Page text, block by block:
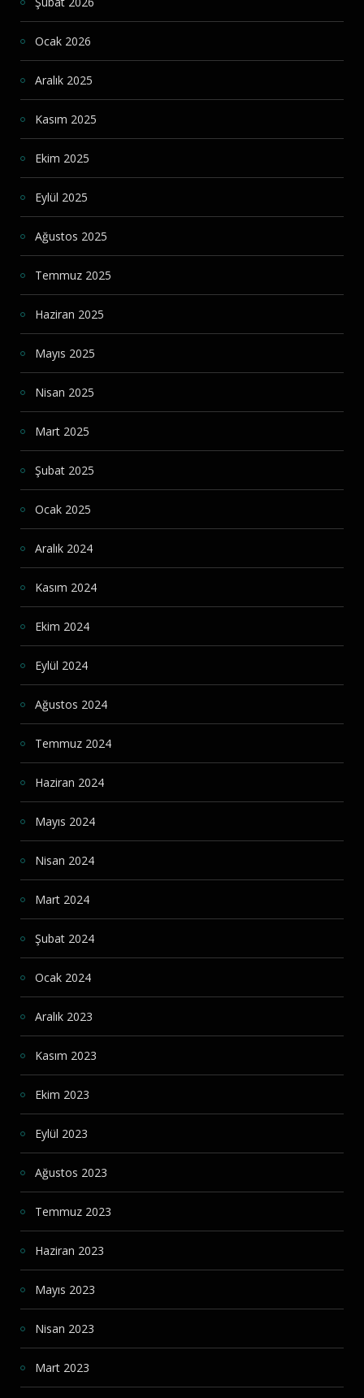
Ocak 2026
Aralık 2025
Kasım 2025
Ekim 2025
Eylül 2025
Ağustos 2025
Temmuz 2025
Haziran 2025
Mayıs 2025
Nisan 2025
Mart 2025
Şubat 2025
Ocak 2025
Aralık 2024
Kasım 2024
Ekim 2024
Eylül 2024
Ağustos 2024
Temmuz 2024
Haziran 2024
Mayıs 2024
Nisan 2024
Mart 2024
Şubat 2024
Ocak 2024
Aralık 2023
Kasım 2023
Ekim 2023
Eylül 2023
Ağustos 2023
Temmuz 2023
Haziran 2023
Mayıs 2023
Nisan 2023
Mart 2023